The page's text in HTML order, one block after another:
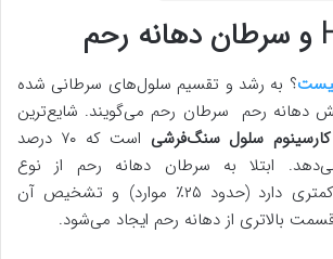
؟ به رشد و تقسیم سلول‌های سرطانی شده
دهانه رحم سرطان رحم می‌گویند. شایع‌ترین
کارسینوم سلول سنگ‌فرشی
است که ۷۰ درصد
ابتلا به سرطان دهانه رحم از نوع
آدنوکارسینوم شیوه کمتری دارد (حدود ۲۵٪ موارد) و تشخیص آن
بالاتری از دهانه رحم ایجاد می‌شود.